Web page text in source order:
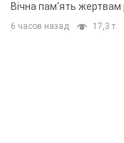
Вічна пам'ять жертвам
6 часов назад 17,3 т.